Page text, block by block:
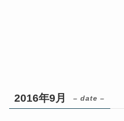
2016年9月 – date –